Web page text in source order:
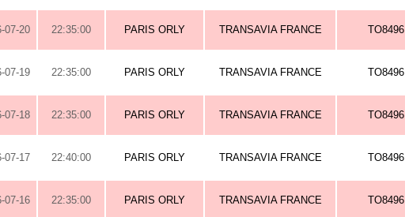
07-20 22:35:00 PARIS ORLY TRANSAVIA FRANCE TO8496
07-19 22:35:00 PARIS ORLY TRANSAVIA FRANCE TO8496
07-18 22:35:00 PARIS ORLY TRANSAVIA FRANCE TO8496
07-17 22:40:00 PARIS ORLY TRANSAVIA FRANCE TO8496
07-16 22:35:00 PARIS ORLY TRANSAVIA FRANCE TO8496